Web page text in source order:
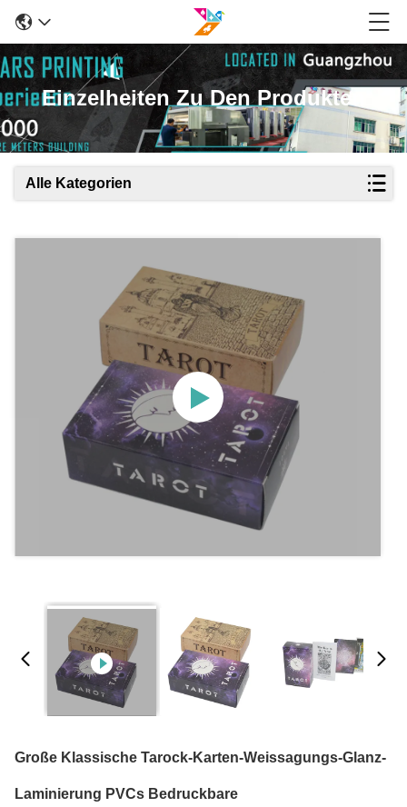
Einzelheiten Zu Den Produkten
Alle Kategorien
Große Klassische Tarock-Karten-Weissagungs-Glanz-
Laminierung PVCs Bedruckbare